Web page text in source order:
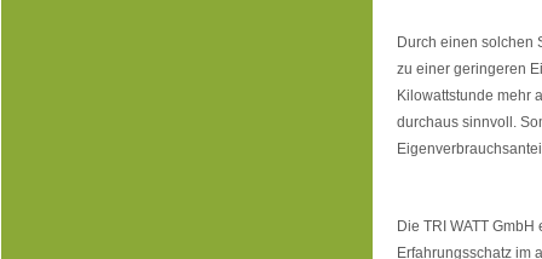
Durch einen solchen
zu einer geringeren
Kilowattstunde mehr
durchaus sinnvoll.
Die TRI WATT
Erfahrungsschatz im